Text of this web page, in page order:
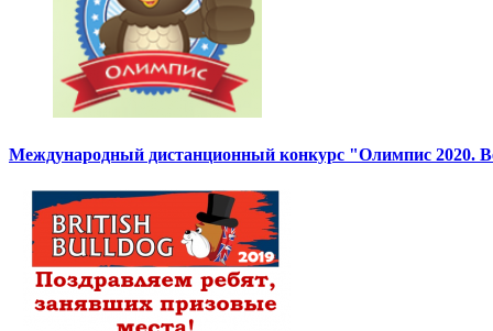
Международный дистанционный конкурс "Олимпис 2020.